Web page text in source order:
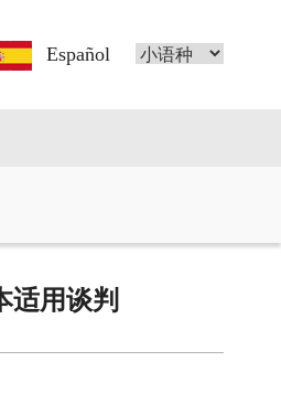
Español
适用谈判